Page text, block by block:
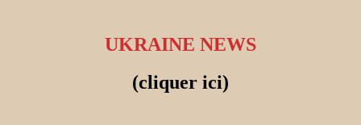
UKRAINE NEWS
(cliquer ici)